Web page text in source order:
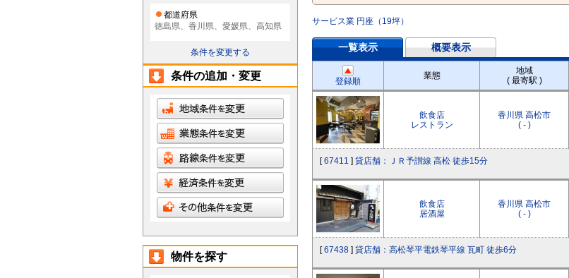
サービス業 円座（19坪）
一覧表示 概要表示
登録順
業態
地域
( 最寄駅 )
飲食店
レストラン
香川県 高松市
( - )
[67411 ] 貸店舗：ＪＲ予讃線 高松 徒歩15分
飲食店
居酒屋
香川県 高松市
( - )
[67438 ] 貸店舗：高松琴平電鉄琴平線 瓦町 徒歩6分
都道府県
徳島県、香川県、愛媛県、高知県
条件を変更する
条件の追加・変更
物件を探す